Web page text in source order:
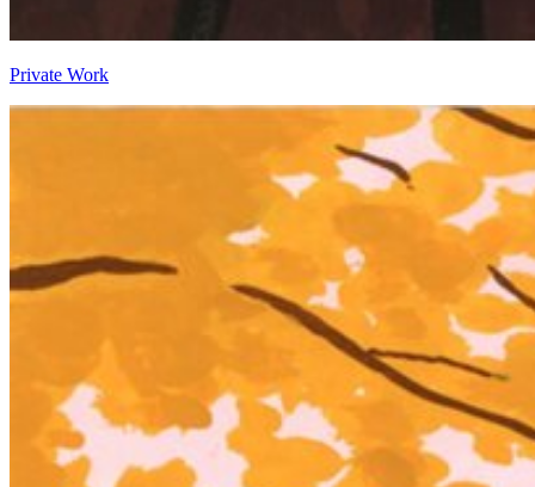
Private Work